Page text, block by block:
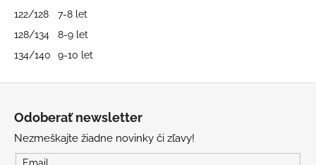
122/128
7-8 let
128/134
8-9 let
134/140
9-10 let
Odoberať newsletter
Nezmeškajte žiadne novinky či zľavy!